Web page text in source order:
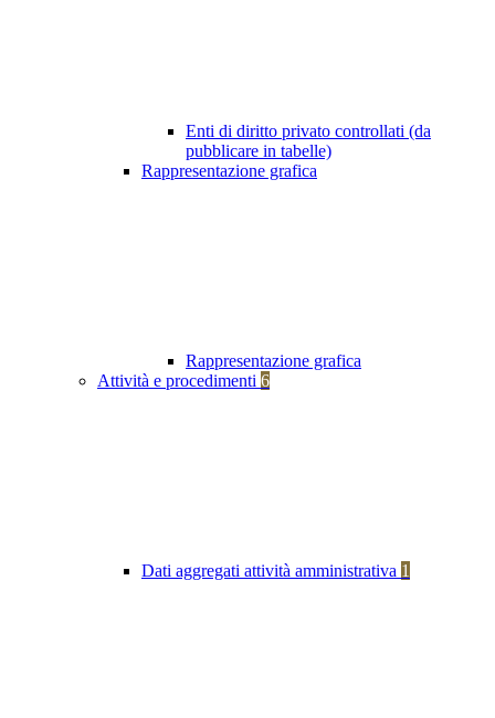
Enti di diritto privato controllati (da
pubblicare in tabelle)
Rappresentazione grafica
Rappresentazione grafica
Attività e procedimenti 6
Dati aggregati attività amministrativa 1